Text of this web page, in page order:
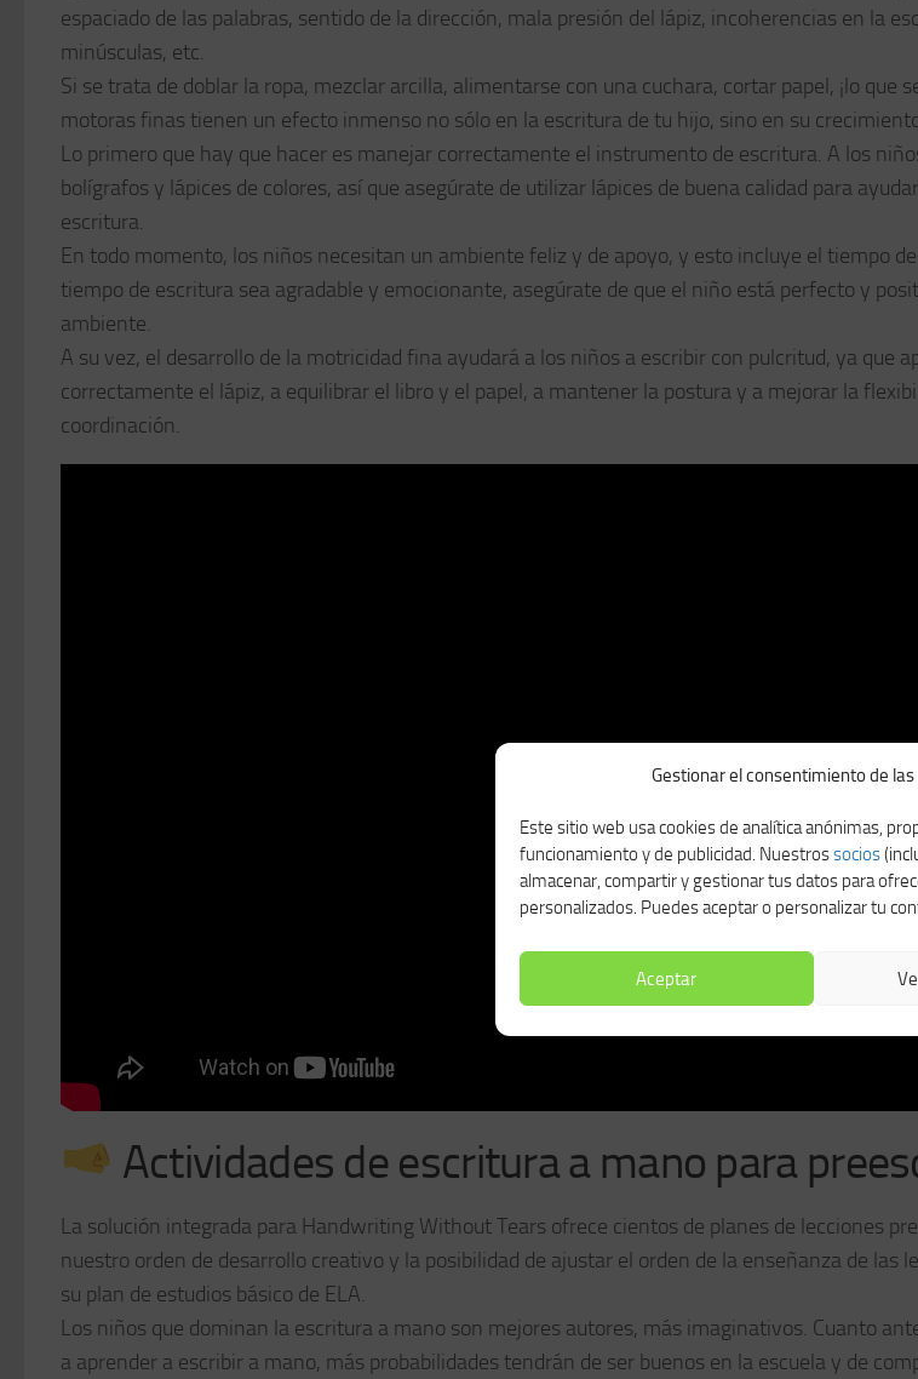
Gestionar el consentimiento de
Este sitio web usa cookies de analítica anónimas,
funcionamiento y de publicidad. Nuestrossocios
almacenar, compartir y gestionar tus datos para
personalizados. Puedes aceptar o personalizar tu
Aceptar
espaciado de las palabras, sentido de la dirección, mala presión del lápiz, incoherencias en la
minúsculas, etc.
Si se trata de doblar la ropa, mezclar arcilla, alimentarse con una cuchara, cortar papel, ¡lo que
motoras finas tienen un efecto inmenso no sólo en la escritura de tu hijo, sino en su
Lo primero que hay que hacer es manejar correctamente el instrumento de escritura. A los
bolígrafos y lápices de colores, así que asegúrate de utilizar lápices de buena calidad para
escritura.
En todo momento, los niños necesitan un ambiente feliz y de apoyo, y esto incluye el tiempo
tiempo de escritura sea agradable y emocionante, asegúrate de que el niño está perfecto y
ambiente.
A su vez, el desarrollo de la motricidad fina ayudará a los niños a escribir con pulcritud, ya que
correctamente el lápiz, a equilibrar el libro y el papel, a mantener la postura y a mejorar la
coordinación.
Actividades de escritura a mano para
La solución integrada para Handwriting Without Tears ofrece cientos de planes de lecciones
nuestro orden de desarrollo creativo y la posibilidad de ajustar el orden de la enseñanza de las
su plan de estudios básico de ELA.
Los niños que dominan la escritura a mano son mejores autores, más imaginativos. Cuanto
a aprender a escribir a mano, más probabilidades tendrán de ser buenos en la escuela y de